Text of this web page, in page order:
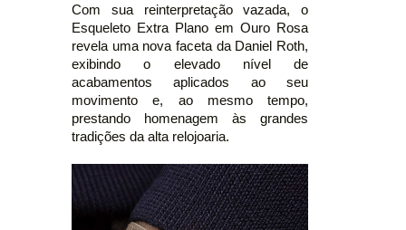
Com sua reinterpretação vazada, o
Esqueleto Extra Plano em Ouro Rosa
revela uma nova faceta da Daniel Roth,
exibindo o elevado nível de
acabamentos aplicados ao seu
movimento e, ao mesmo tempo,
prestando homenagem às grandes
tradições da alta relojoaria.